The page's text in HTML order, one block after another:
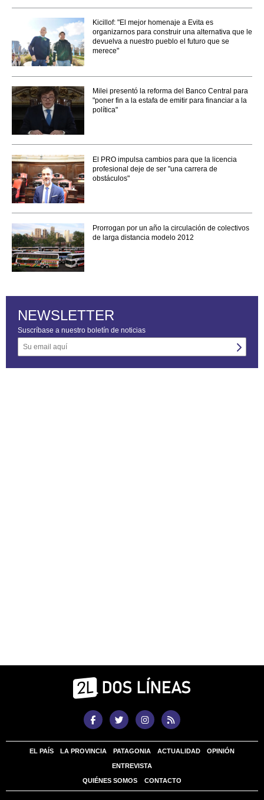
Kicillof: "El mejor homenaje a Evita es
organizarnos para construir una alternativa que le
devuelva a nuestro pueblo el futuro que se
merece"
Milei presentó la reforma del Banco Central para
"poner fin a la estafa de emitir para financiar a la
política"
El PRO impulsa cambios para que la licencia
profesional deje de ser "una carrera de
obstáculos"
Prorrogan por un año la circulación de colectivos
de larga distancia modelo 2012
NEWSLETTER
Suscríbase a nuestro boletín de noticias
EL PAÍS LA PROVINCIA PATAGONIA ACTUALIDAD OPINIÓN
ENTREVISTA
QUIÉNES SOMOS CONTACTO